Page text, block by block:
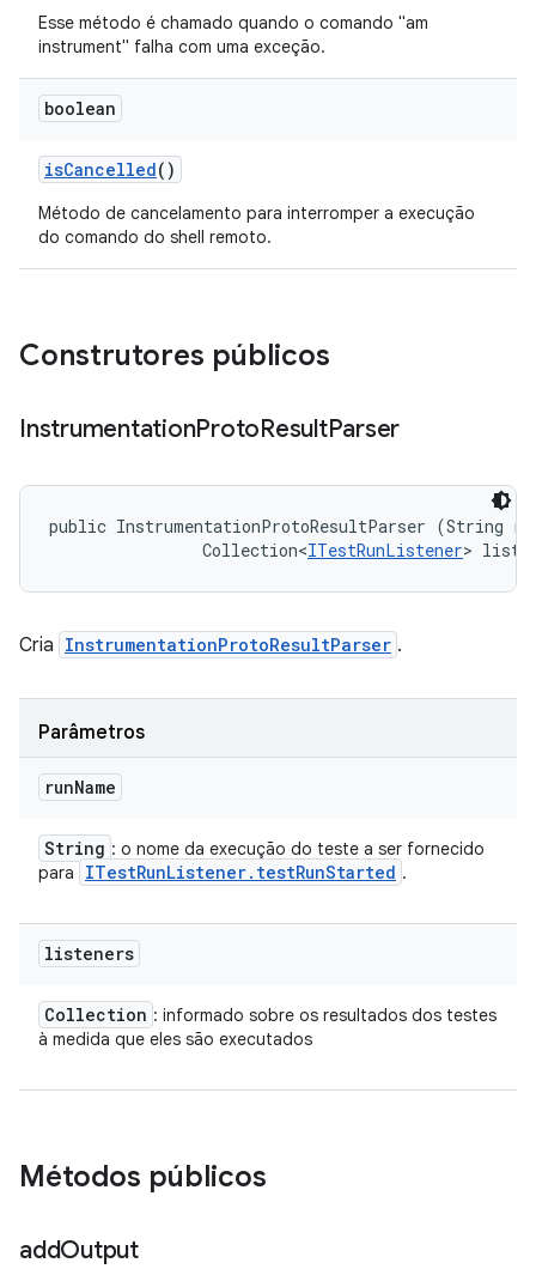
Esse método é chamado quando o comando "am
instrument" falha com uma exceção.
boolean
isCancelled()
Método de cancelamento para interromper a execução
do comando do shell remoto.
Construtores públicos
InstrumentationProtoResultParser
public InstrumentationProtoResultParser (String
                Collection<
ITestRunListener>
Cria InstrumentationProtoResultParser .
Parâmetros
runName
String : o nome da execução do teste a ser fornecido
para
ITestRunListener. testRunStarted .
listeners
Collection : informado sobre os resultados dos testes
à medida que eles são executados
Métodos públicos
addOutput